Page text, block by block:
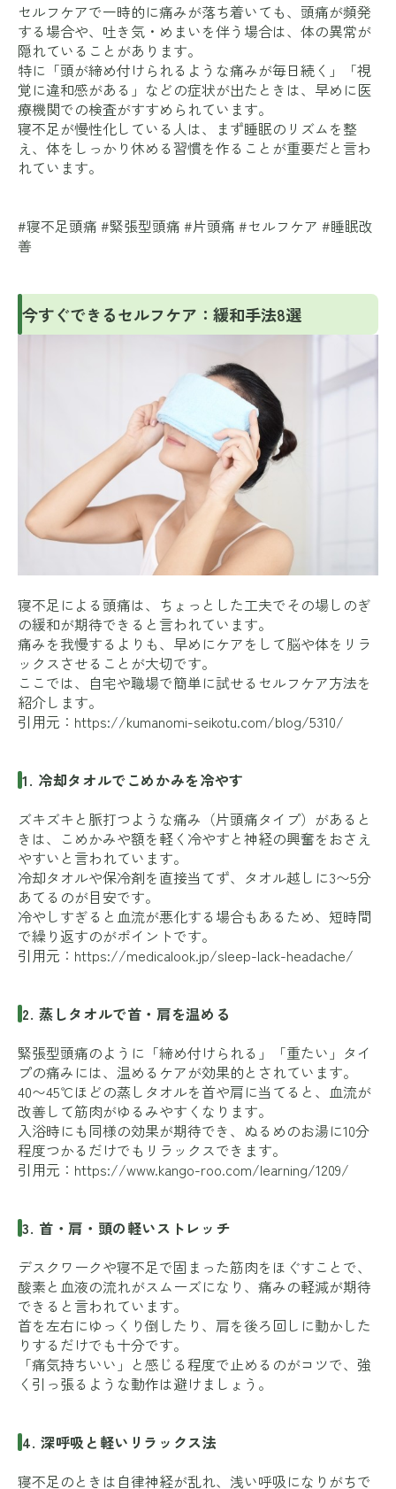
セルフケアで一時的に痛みが落ち着いても、頭痛が頻発
する場合や、吐き気・めまいを伴う場合は、体の異常が
隠れていることがあります。
特に「頭が締め付けられるような痛みが毎日続く」「視
覚に違和感がある」などの症状が出たときは、早めに医
療機関での検査がすすめられています。
寝不足が慢性化している人は、まず睡眠のリズムを整
え、体をしっかり休める習慣を作ることが重要だと言わ
れています。
#寝不足頭痛 #緊張型頭痛 #片頭痛 #セルフケア #睡眠改
善
今すぐできるセルフケア：緩和手法8選
寝不足による頭痛は、ちょっとした工夫でその場しのぎ
の緩和が期待できると言われています。
痛みを我慢するよりも、早めにケアをして脳や体をリラ
ックスさせることが大切です。
ここでは、自宅や職場で簡単に試せるセルフケア方法を
紹介します。
引用元： https://kumanomi-seikotu.com/blog/5310/
1. 冷却タオルでこめかみを冷やす
ズキズキと脈打つような痛み（片頭痛タイプ）があると
きは、こめかみや額を軽く冷やすと神経の興奮をおさえ
やすいと言われています。
冷却タオルや保冷剤を直接当てず、タオル越しに3〜5分
あてるのが目安です。
冷やしすぎると血流が悪化する場合もあるため、短時間
で繰り返すのがポイントです。
引用元： https://medicalook.jp/sleep-lack-headache/
2. 蒸しタオルで首・肩を温める
緊張型頭痛のように「締め付けられる」「重たい」タイ
プの痛みには、温めるケアが効果的とされています。
40〜45℃ほどの蒸しタオルを首や肩に当てると、血流が
改善して筋肉がゆるみやすくなります。
入浴時にも同様の効果が期待でき、ぬるめのお湯に10分
程度つかるだけでもリラックスできます。
引用元： https://www.kango-roo.com/learning/1209/
3. 首・肩・頭の軽いストレッチ
デスクワークや寝不足で固まった筋肉をほぐすことで、
酸素と血液の流れがスムーズになり、痛みの軽減が期待
できると言われています。
首を左右にゆっくり倒したり、肩を後ろ回しに動かした
りするだけでも十分です。
「痛気持ちいい」と感じる程度で止めるのがコツで、強
く引っ張るような動作は避けましょう。
4. 深呼吸と軽いリラックス法
寝不足のときは自律神経が乱れ、浅い呼吸になりがちで